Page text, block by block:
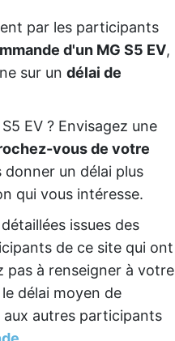
par les participants
d'un MG S5 EV,
sur un délai de
EV ? Envisagez une
vous de votre
donner un délai plus
qui vous intéresse.
issues des
de ce site qui ont
pas à renseigner à votre
délai moyen de
autres participants